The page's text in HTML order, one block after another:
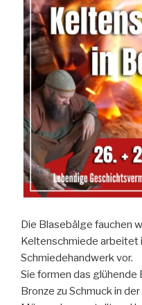
Die Blasebälge fauchen
Keltenschmiede arbeitet
Schmiedehandwerk vor.
Sie formen das glühende
Bronze zu Schmuck in